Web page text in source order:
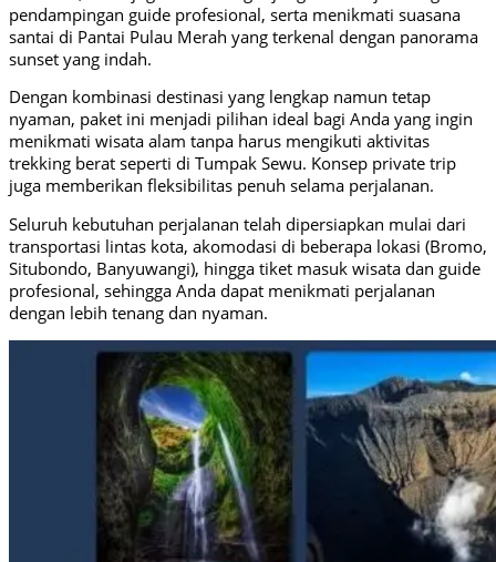
pendampingan guide profesional, serta menikmati suasana
santai di Pantai Pulau Merah yang terkenal dengan panorama
sunset yang indah.
Dengan kombinasi destinasi yang lengkap namun tetap
nyaman, paket ini menjadi pilihan ideal bagi Anda yang ingin
menikmati wisata alam tanpa harus mengikuti aktivitas
trekking berat seperti di Tumpak Sewu. Konsep private trip
juga memberikan fleksibilitas penuh selama perjalanan.
Seluruh kebutuhan perjalanan telah dipersiapkan mulai dari
transportasi lintas kota, akomodasi di beberapa lokasi (Bromo,
Situbondo, Banyuwangi), hingga tiket masuk wisata dan guide
profesional, sehingga Anda dapat menikmati perjalanan
dengan lebih tenang dan nyaman.